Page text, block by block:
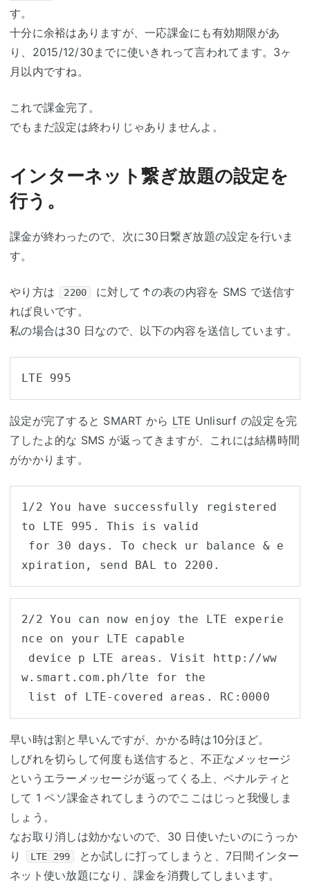
す。
十分に余裕はありますが、一応課金にも有効期限があ
り、2015/12/30までに使いきれって言われてます。3ヶ
月以内ですね。
これで課金完了。
でもまだ設定は終わりじゃありませんよ。
インターネット繋ぎ放題の設定を
行う。
課金が終わったので、次に30日繋ぎ放題の設定を行いま
す。
やり方は 2200
に対して↑の表の内容を SMS で送信す
れば良いです。
私の場合は30 日なので、以下の内容を送信しています。
LTE 995
設定が完了すると SMART から LTE Unlisurf の設定を完
了したよ的な SMS が返ってきますが、これには結構時間
がかかります。
1/2 You have successfully registered
to LTE 995. This is valid
xpiration, send BAL to 2200.
2/2 You can now enjoy the LTE experie
nce on your LTE capable
w.smart.com.ph/lte for the
list of LTE-covered areas. RC:0000
早い時は割と早いんですが、かかる時は10分ほど。
しびれを切らして何度も送信すると、不正なメッセージ
というエラーメッセージが返ってくる上、ペナルティと
して 1 ペソ課金されてしまうのでここはじっと我慢しま
しょう。
なお取り消しは効かないので、30 日使いたいのにうっか
り
LTE 299
とか試しに打ってしまうと、7日間インター
ネット使い放題になり、課金を消費してしまいます。